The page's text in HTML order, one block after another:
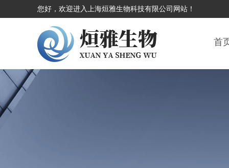
您好，欢迎进入上海烜雅生物科技有限公司网站！
首